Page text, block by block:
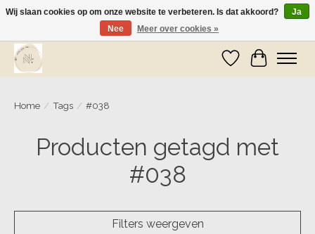
Wij zijn op vakantie! Vanaf zaterdag 9 mei worden er weer pakketjes verzonden
Verlanglijst
Home / Tags / #038
Producten getagd met
#038
Filters weergeven
Wij slaan cookies op om onze website te verbeteren. Is dat akkoord?
Ja
Nee
Meer over cookies »